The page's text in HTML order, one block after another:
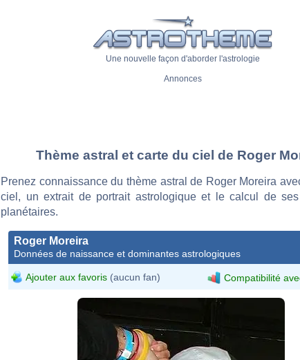
Une nouvelle façon d'aborder l'astrologie
Annonces
Thème astral et carte du ciel de Roger
Prenez connaissance du thème astral de Roger Moreira
ciel, un extrait de portrait astrologique et le calcul de
planétaires.
Roger Moreira
Données de naissance et dominantes astrologiques
Ajouter aux favoris (aucun fan) Compatibilité